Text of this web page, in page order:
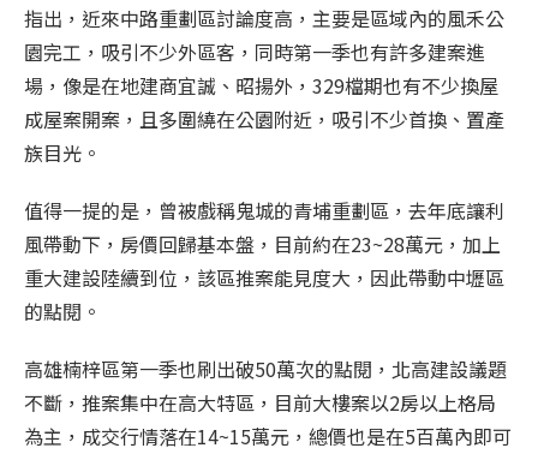
指出，近來中路重劃區討論度高，主要是區域內的風禾公
園完工，吸引不少外區客，同時第一季也有許多建案進
場，像是在地建商宜誠、昭揚外，329檔期也有不少換屋
成屋案開案，且多圍繞在公園附近，吸引不少首換、置產
族目光。
值得一提的是，曾被戲稱鬼城的青埔重劃區，去年底讓利
風帶動下，房價回歸基本盤，目前約在23~28萬元，加上
重大建設陸續到位，該區推案能見度大，因此帶動中壢區
的點閱。
高雄楠梓區第一季也刷出破50萬次的點閱，北高建設議題
不斷， 推案集中在高大特區，目前大樓案以2房以上格局
為主，成交行情落在14~15萬元，總價也是在5百萬內即可